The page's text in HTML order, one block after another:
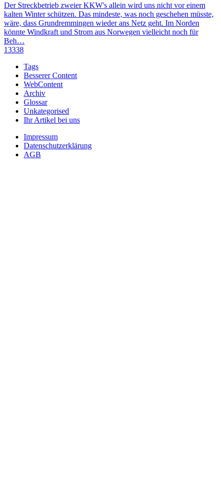
Der Streckbetrieb zweier KKW's allein wird uns nicht vor einem
kalten Winter schützen. Das mindeste, was noch geschehen müsste,
wäre, dass Grundremmingen wieder ans Netz geht. Im Norden
könnte Windkraft und Strom aus Norwegen vielleicht noch für
Beh…
13338
Tags
Besserer Content
WebContent
Archiv
Glossar
Unkategorised
Ihr Artikel bei uns
Impressum
Datenschutzerklärung
AGB